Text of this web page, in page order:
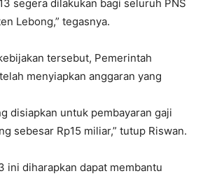
segera dilakukan bagi seluruh PNS
Lebong,” tegasnya.
tersebut, Pemerintah
menyiapkan anggaran yang
disiapkan untuk pembayaran gaji
sebesar Rp15 miliar,” tutup Riswan.
ini diharapkan dapat membantu